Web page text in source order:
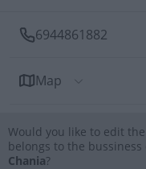
6944861882
Map
Would you like to edit
belongs to the bussiness
Chania?